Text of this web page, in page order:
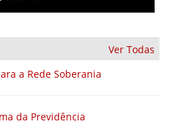
Ver Todas
a Rede Soberania
da Previdência